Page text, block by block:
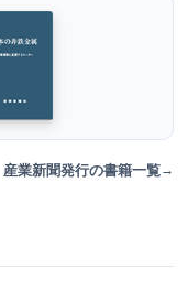
産業新聞発行の書籍一覧